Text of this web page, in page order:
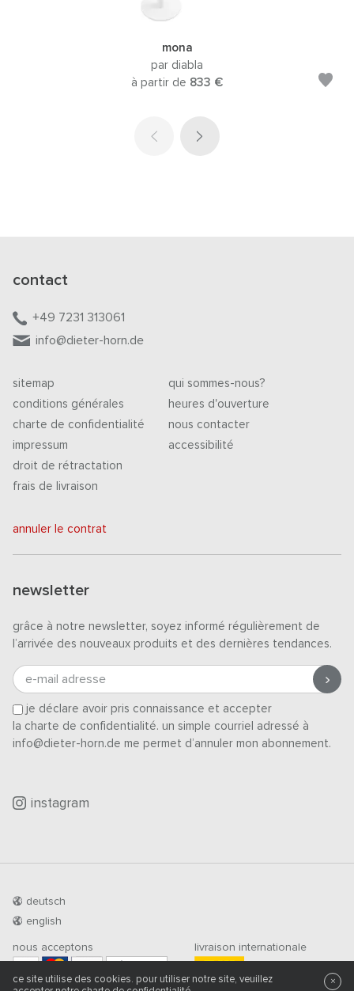
mona
par diabla
à partir de 833 €
contact
+49 7231 313061
info@dieter-horn.de
sitemap
conditions générales
charte de confidentialité
impressum
droit de rétractation
frais de livraison
qui sommes-nous?
heures d'ouverture
nous contacter
accessibilité
annuler le contrat
newsletter
grâce à notre newsletter, soyez informé régulièrement de
l’arrivée des nouveaux produits et des dernières tendances.
e-mail adresse
je déclare avoir pris connaissance et accepter
la charte de confidentialité. un simple courriel adressé à
info@dieter-horn.de me permet d’annuler mon abonnement.
instagram
deutsch
english
nous acceptons livraison internationale
ce site utilise des cookies. pour utiliser notre site, veuillez
×